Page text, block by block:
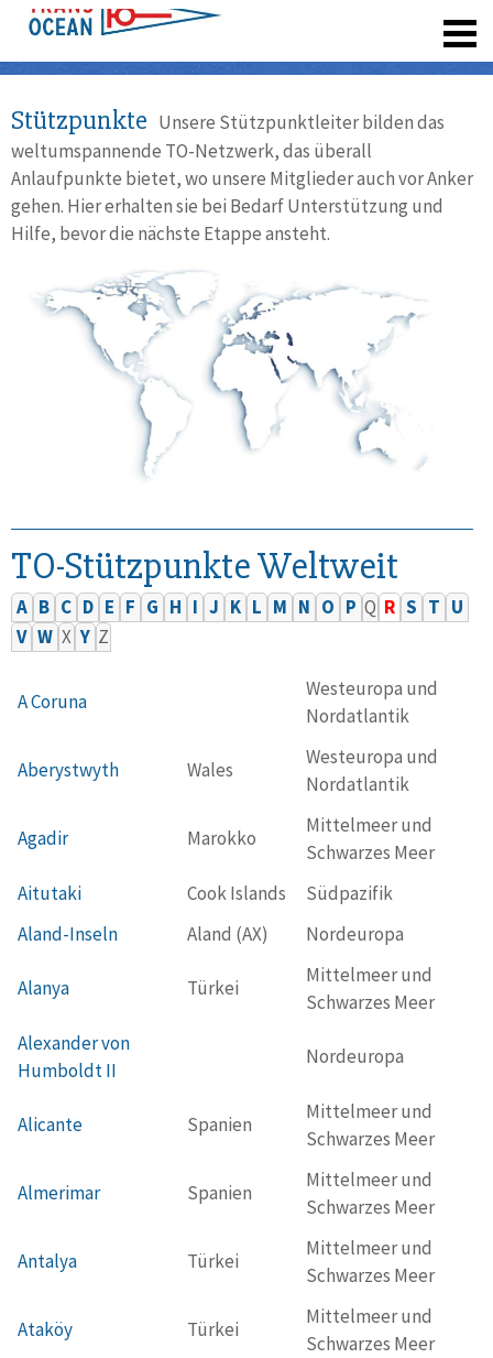
Stützpunkte Unsere Stützpunktleiter bilden das
weltumspannende TO-Netzwerk, das überall
Anlaufpunkte bietet, wo unsere Mitglieder auch vor Anker
gehen. Hier erhalten sie bei Bedarf Unterstützung und
Hilfe, bevor die nächste Etappe ansteht.
TO-Stützpunkte Weltweit
A B C D E F G H I J K L M N O P Q R S T U
V W X Y Z
A Coruna
Westeuropa und
Nordatlantik
Aberystwyth Wales
Westeuropa und
Nordatlantik
Agadir Marokko
Mittelmeer und
Schwarzes Meer
Aitutaki
Cook Islands
Südpazifik
Aland-Inseln
Aland (AX) Nordeuropa
Alanya Türkei
Mittelmeer und
Schwarzes Meer
Alexander von
Humboldt II
Nordeuropa
Alicante Spanien
Mittelmeer und
Schwarzes Meer
Almerimar Spanien
Mittelmeer und
Schwarzes Meer
Antalya Türkei
Mittelmeer und
Schwarzes Meer
Ataköy Türkei
Mittelmeer und
Schwarzes Meer